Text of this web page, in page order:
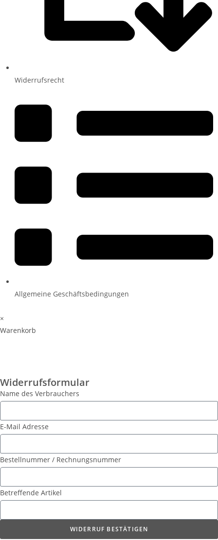
Widerrufsrecht
Allgemeine Geschäftsbedingungen
×
Warenkorb
Widerrufsformular
Name des Verbrauchers
E-Mail Adresse
Bestellnummer / Rechnungsnummer
Betreffende Artikel
WIDERRUF BESTÄTIGEN